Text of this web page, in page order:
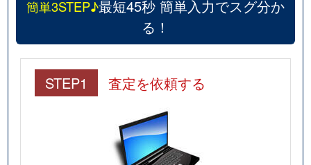
簡単3STEP♪最短45秒 簡単入力でスグ分か
る！
STEP1 査定を依頼する